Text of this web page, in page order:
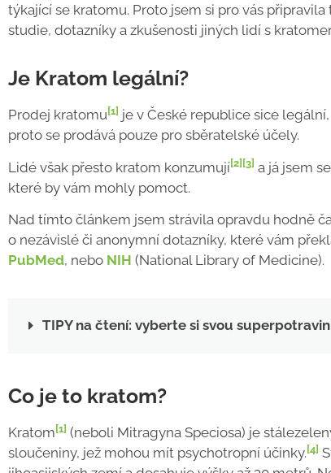
týkající se kratomu. Proto jsem si pro vás
studie, dotazníky a zkušenosti jiných lidí s
Je Kratom legální?
Prodej kratomu[1] je v České republice sice
proto se prodává pouze pro sběratelské účely.
Lidé však přesto kratom konzumují[2] [3] a já jsem
které by vám mohly pomoct.
Nad tímto článkem jsem strávila opravdu hodně
o nezávislé či anonymní dotazníky, které vám
PubMed, nebo NIH (National Library of Medicine).
TIPY na čtení: vyberte si svou
Co je to kratom?
Kratom [1] (neboli Mitragyna Speciosa) je
sloučeniny, jež mohou mít psychotropní účinky. [4]